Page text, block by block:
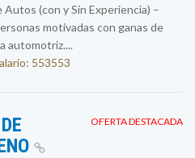
Autos (con y Sin Experiencia) –
motivadas con ganas de
automotriz....
553553
OFERTA DESTACADA